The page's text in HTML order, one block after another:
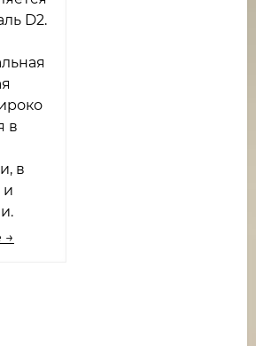
D2.
в
в
и
→